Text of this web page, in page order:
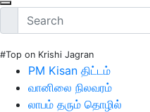
#Top on Krishi Jagran
PM Kisan திட்டம்
வானிலை நிலவரம்
லாபம் தரும் தொழில்